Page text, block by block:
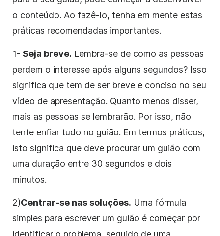
o conteúdo. Ao fazê-lo, tenha em mente estas
práticas recomendadas importantes.
1- Seja breve. Lembra-se de como as pessoas
perdem o interesse após alguns segundos? Isso
significa que tem de ser breve e conciso no seu
vídeo de apresentação. Quanto menos disser,
mais as pessoas se lembrarão. Por isso, não
tente enfiar tudo no guião. Em termos práticos,
isto significa que deve procurar um guião com
uma duração entre 30 segundos e dois
minutos.
2)Centrar-se nas soluções. Uma fórmula
simples para escrever um guião é começar por
identificar o problema, seguido de uma